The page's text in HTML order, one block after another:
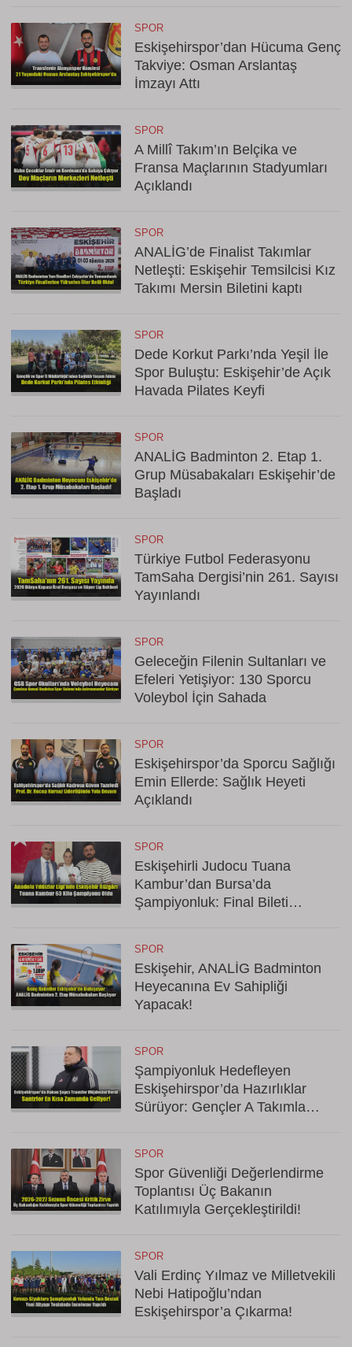
SPOR
Eskişehirspor’dan Hücuma Genç
Takviye: Osman Arslantaş
İmzayı Attı
SPOR
A Millî Takım’ın Belçika ve
Fransa Maçlarının Stadyumları
Açıklandı
SPOR
ANALİG’de Finalist Takımlar
Netleşti: Eskişehir Temsilcisi Kız
Takımı Mersin Biletini kaptı
SPOR
Dede Korkut Parkı’nda Yeşil İle
Spor Buluştu: Eskişehir’de Açık
Havada Pilates Keyfi
SPOR
ANALİG Badminton 2. Etap 1.
Grup Müsabakaları Eskişehir’de
Başladı
SPOR
Türkiye Futbol Federasyonu
TamSaha Dergisi’nin 261. Sayısı
Yayınlandı
SPOR
Geleceğin Filenin Sultanları ve
Efeleri Yetişiyor: 130 Sporcu
Voleybol İçin Sahada
SPOR
Eskişehirspor’da Sporcu Sağlığı
Emin Ellerde: Sağlık Heyeti
Açıklandı
SPOR
Eskişehirli Judocu Tuana
Kambur’dan Bursa’da
Şampiyonluk: Final Bileti
SPOR
Eskişehir, ANALİG Badminton
Heyecanına Ev Sahipliği
Yapacak!
SPOR
Şampiyonluk Hedefleyen
Eskişehirspor’da Hazırlıklar
Sürüyor: Gençler A Takımla
SPOR
Spor Güvenliği Değerlendirme
Toplantısı Üç Bakanın
Katılımıyla Gerçekleştirildi!
SPOR
Vali Erdinç Yılmaz ve Milletvekili
Nebi Hatipoğlu’ndan
Eskişehirspor’a Çıkarma!